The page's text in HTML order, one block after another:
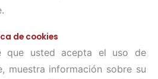
de cookies
que usted acepta el uso de
muestra información sobre su